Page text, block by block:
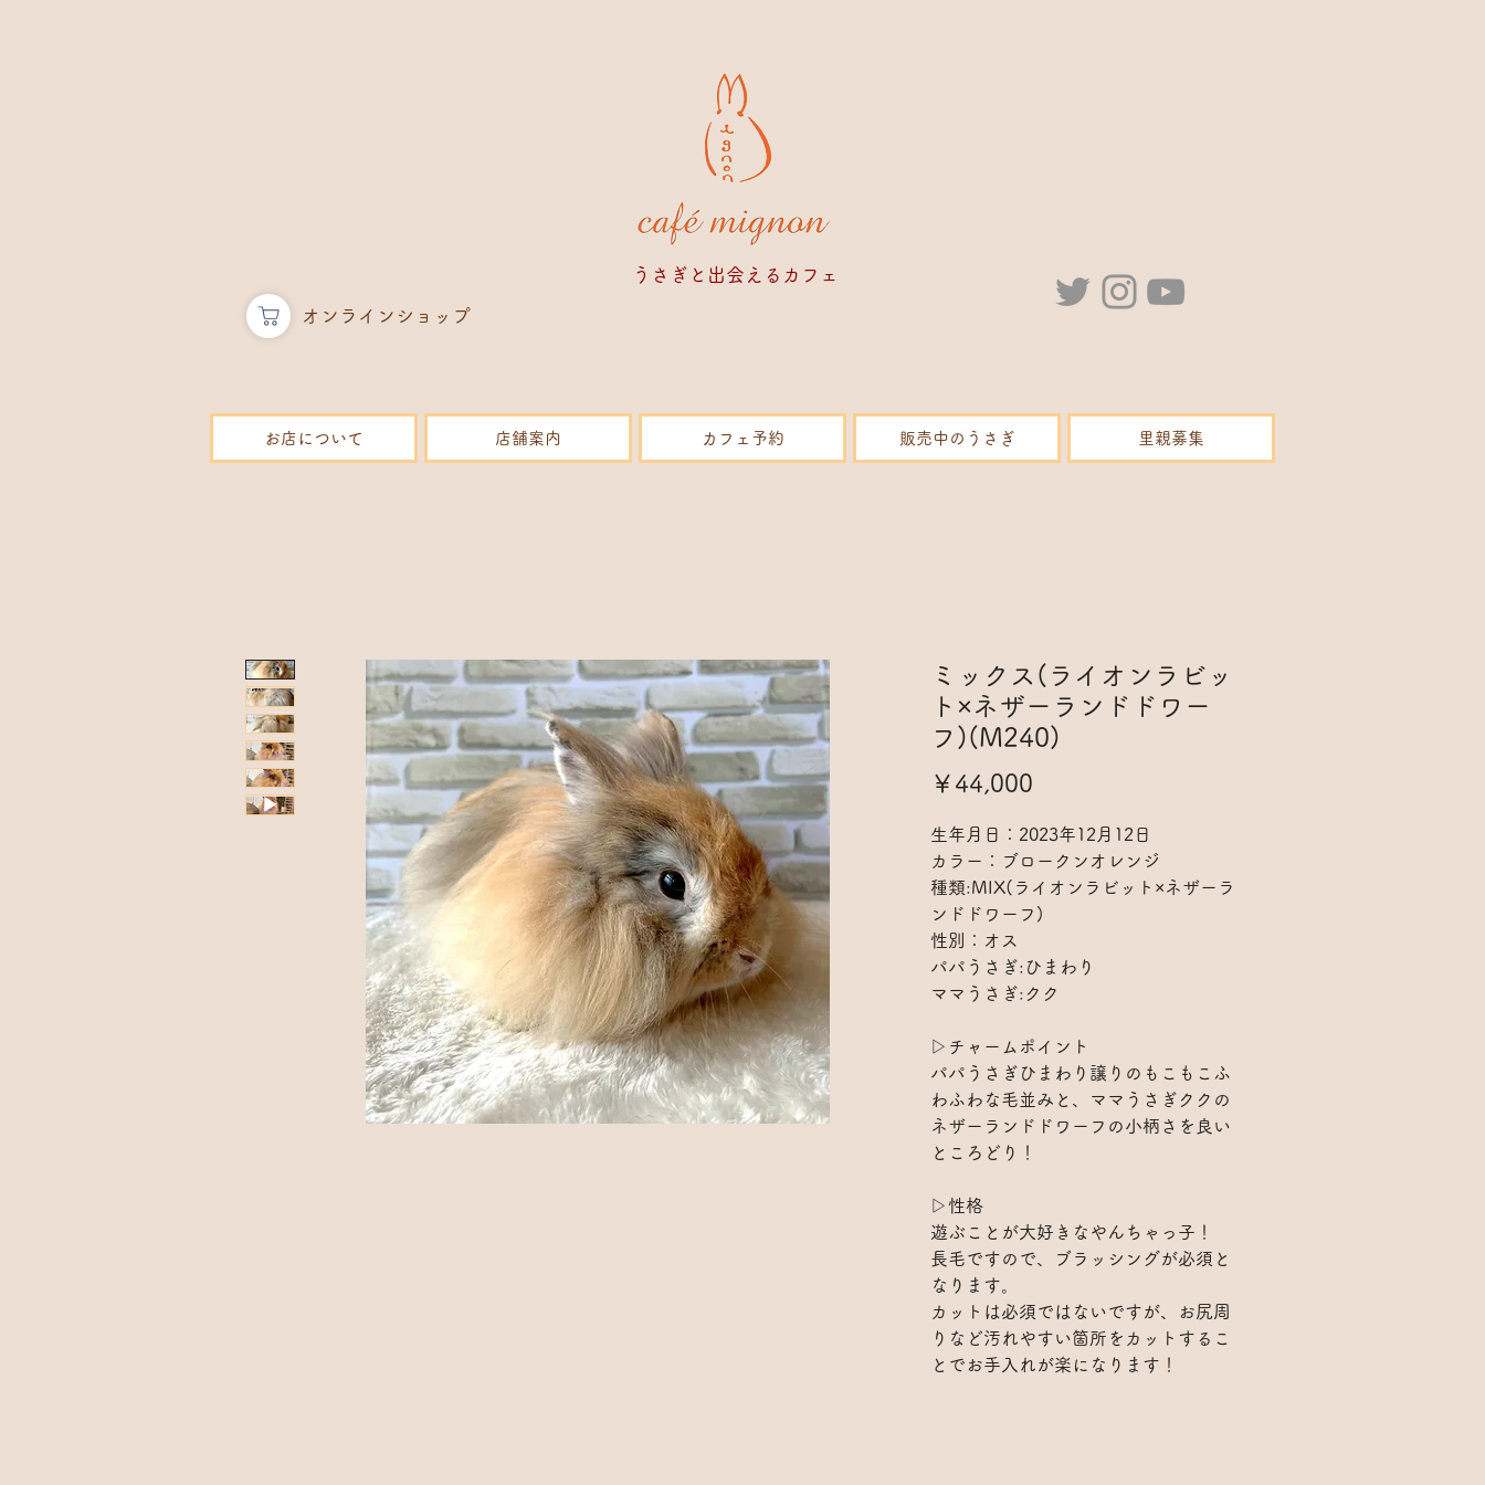
​うさぎと出会えるカフェ
​オンラインショップ
お店について 店舗案内 カフェ予約 販売中のうさぎ 里親募集
ミックス(ライオンラビッ
ト×ネザーランドドワー
フ)(M240)
￥44,000
生年月日：2023年12月12日
カラー：ブロークンオレンジ
種類:MIX(ライオンラビット×ネザーラ
ンドドワーフ)
性別：オス
パパうさぎ:ひまわり
ママうさぎ:クク
▷チャームポイント
パパうさぎひまわり譲りのもこもこふ
わふわな毛並みと、ママうさぎククの
ネザーランドドワーフの小柄さを良い
ところどり！
▷性格
遊ぶことが大好きなやんちゃっ子！
長毛ですので、ブラッシングが必須と
なります。
カットは必須ではないですが、お尻周
りなど汚れやすい箇所をカットするこ
とでお手入れが楽になります！